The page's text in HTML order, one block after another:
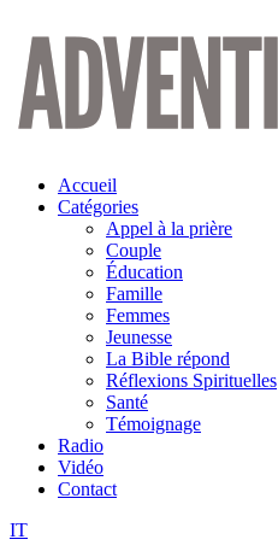
Aller
contenu
Accueil
Catégories
Appel à la prière
Couple
Éducation
Famille
Femmes
Jeunesse
La Bible répond
Réflexions Spirituelles
Santé
Témoignage
Radio
Vidéo
Contact
IT